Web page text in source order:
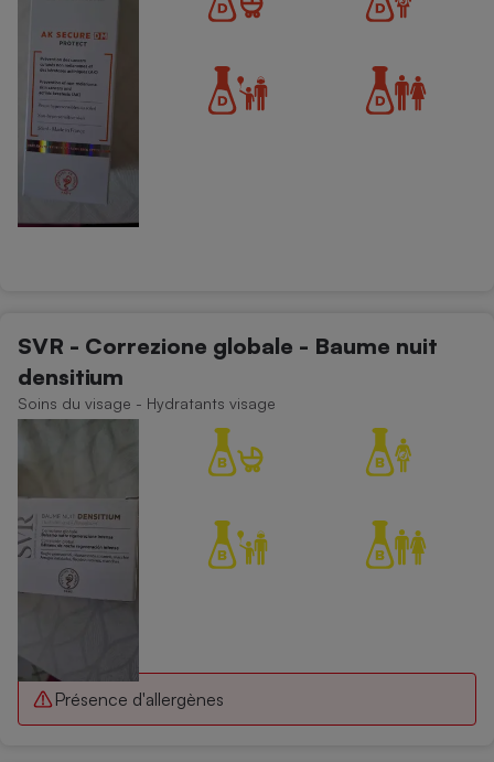
SVR - Correzione globale - Baume nuit
densitium
Soins du visage - Hydratants visage
Présence d'allergènes